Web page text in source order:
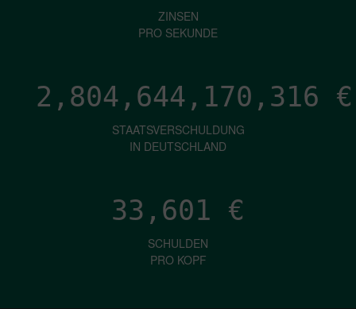
ZINSEN
PRO SEKUNDE
2,804,644,173,278 €
STAATSVERSCHULDUNG
IN DEUTSCHLAND
33,601 €
SCHULDEN
PRO KOPF